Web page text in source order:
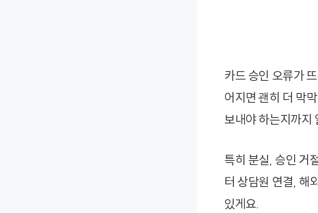
카드 승인 오류가
어지면 괜히 더 막
보내야 하는지까지
특히 분실, 승인 거
터 상담원 연결, 해
있게요.